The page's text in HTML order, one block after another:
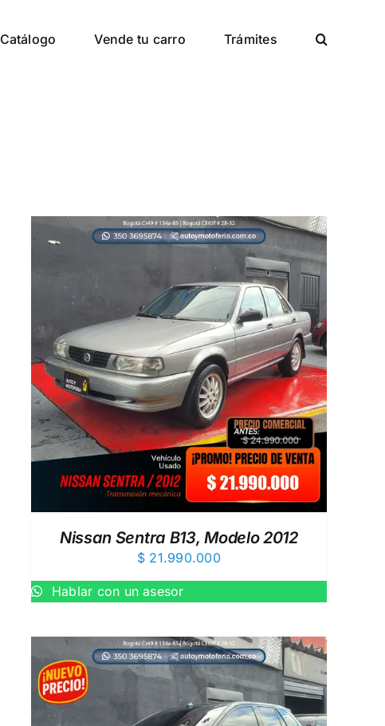
Catálogo Vende tu carro Trámites
Nissan Sentra B13, Modelo 2012
$ 21.990.000
Hablar con un asesor